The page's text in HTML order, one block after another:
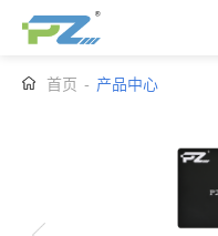
首页 - 产品中心